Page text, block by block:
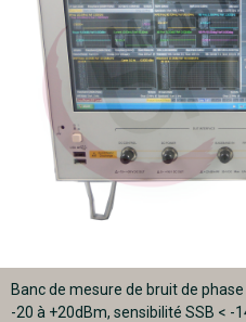
Banc de mesure de bruit de
-20 à +20dBm, sensibilité SSB <